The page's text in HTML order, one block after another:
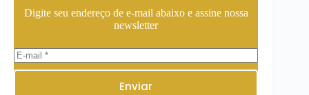
Digite seu endereço de e-mail abaixo e assine nossa
newsletter
Enviar